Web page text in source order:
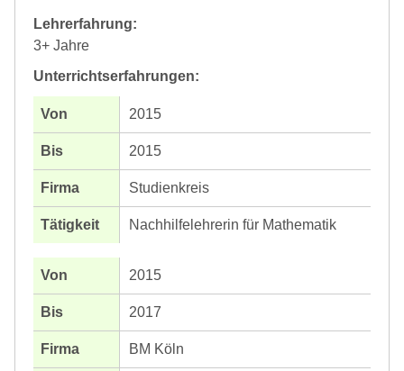
Lehrerfahrung:
3+ Jahre
Unterrichtserfahrungen:
2015
2015
Studienkreis
Nachhilfelehrerin für Mathematik
2015
2017
BM Köln